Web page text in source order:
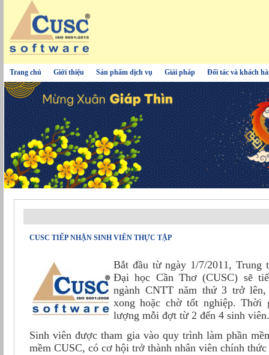
Trang chủ Giới thiệu Sản phẩm dịch vụ Giải pháp Đối tác và khách
CUSC TIẾP NHẬN SINH VIÊN THỰC TẬP
Bắt đầu từ ngày 1/7/2011, Trung
Đại học Cần Thơ (CUSC) sẽ
ngành CNTT năm thứ 3 trở
xong hoặc chờ tốt nghiệp. Thời
lượng mỗi đợt từ 2 đến 4 sinh viên.
Sinh viên được tham gia vào quy trình làm phần
mềm CUSC, có cơ hội trở thành nhân viên chính thức